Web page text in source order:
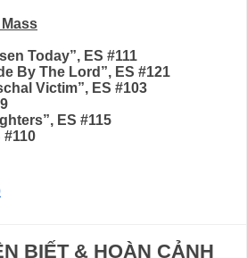
Today”, ES #111
By The Lord”, ES #121
Victim”, ES #103
ES #115
#110
BIẾT & HOÀN CẢNH